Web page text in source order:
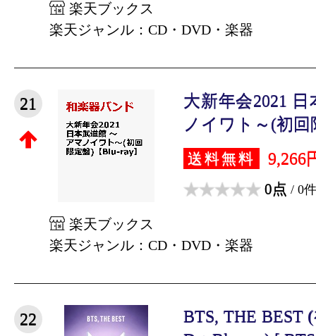
楽天ブックス
楽天ジャンル：CD・DVD・楽器
21
大新年会2021
ノイワト～(初回
送料無料 9,266
0点 / 0件
楽天ブックス
楽天ジャンル：CD・DVD・楽器
22
BTS, THE BEST